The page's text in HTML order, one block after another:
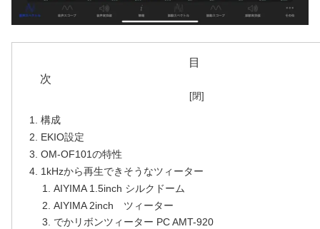
目
構成
EKIO設定
OM-OF101の特性
1kHzから再生できそうなツィーター
AIYIMA 1.5inch シルクドーム
AIYIMA 2inch ツィーター
でかリボンツィーター PC AMT-920